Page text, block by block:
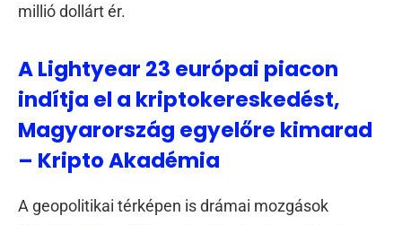
millió dollárt ér.
A Lightyear 23 európai piacon
indítja el a kriptokereskedést,
Magyarország egyelőre kimarad
– Kripto Akadémia
A geopolitikai térképen is drámai mozgások